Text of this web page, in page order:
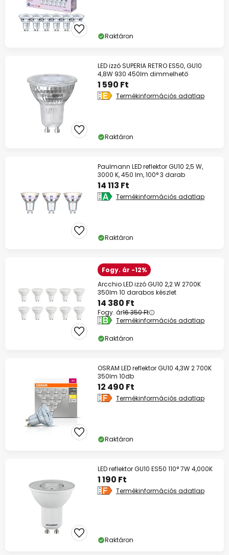
Raktáron
LED izzó SUPERIA RETRO ES50, GU10
4,8W 930 450lm dimmelhető
1 590 Ft
Termékinformációs adatlap
Raktáron
Paulmann LED reflektor GU10 2,5 W,
3000 K, 450 lm, 100° 3 darab
14 113 Ft
Termékinformációs adatlap
Raktáron
Fogy. ár -12%
Arcchio LED izzó GU10 2,2 W 2700K
350lm 10 darabos készlet
14 380 Ft
Fogy. ár16 350 Ft
Termékinformációs adatlap
Raktáron
OSRAM LED reflektor GU10 4,3W 2 700K
350lm 10db
12 490 Ft
Termékinformációs adatlap
Raktáron
LED reflektor GU10 ES50 110° 7W 4,000K
1 190 Ft
Termékinformációs adatlap
Raktáron